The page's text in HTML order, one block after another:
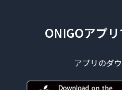
ONIGOアプ
アプリのダ